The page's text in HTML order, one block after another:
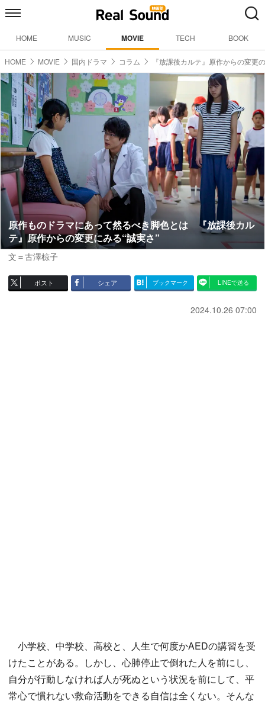
HOME MUSIC MOVIE TECH BOOK
HOME MOVIE 国内ドラマ コラム 『放課後カルテ』原作からの変更
原作ものドラマにあって然るべき脚色とは 『放課後カル
テ』原作からの変更にみる“誠実さ”
文＝古澤椋子
ポスト シェア ブックマーク LINEで送る
2024.10.26 07:00
小学校、中学校、高校と、人生で何度かAEDの講習を受
けたことがある。しかし、心肺停止で倒れた人を前にし、
自分が行動しなければ人が死ぬという状況を前にして、平
常心で慣れない救命活動をできる自信は全くない。そんな